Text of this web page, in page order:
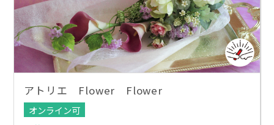
アトリエ Flower Flower
オンライン可